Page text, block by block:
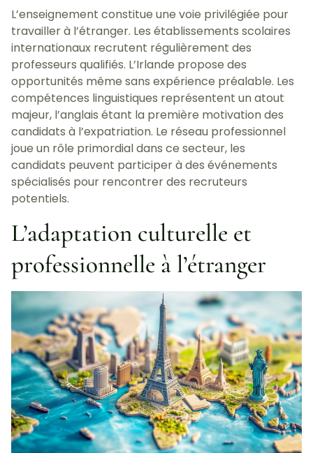
L’enseignement constitue une voie privilégiée pour
travailler à l’étranger. Les établissements scolaires
internationaux recrutent régulièrement des
professeurs qualifiés. L’Irlande propose des
opportunités même sans expérience préalable. Les
compétences linguistiques représentent un atout
majeur, l’anglais étant la première motivation des
candidats à l’expatriation. Le réseau professionnel
joue un rôle primordial dans ce secteur, les
candidats peuvent participer à des événements
spécialisés pour rencontrer des recruteurs
potentiels.
L’adaptation culturelle et
professionnelle à l’étranger